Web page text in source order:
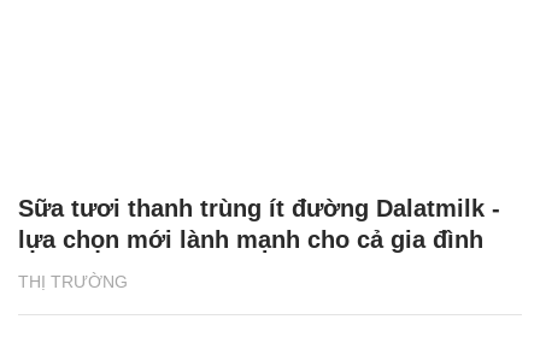
THỊ TRƯỜNG
Sữa tươi thanh trùng ít đường Dalatmilk -
lựa chọn mới lành mạnh cho cả gia đình